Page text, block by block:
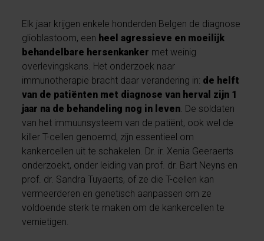
Elk jaar krijgen enkele honderden Belgen de diagnose
glioblastoom, een heel agressieve en moeilijk
behandelbare hersenkanker met weinig
overlevingskans. Het onderzoek naar
immunotherapie bracht daar verandering in: de helft
van de patiënten met diagnose van herval zijn 1
jaar na de behandeling nog in leven. De soldaten
van het immuunsysteem van de patiënt, ook wel de
killer T-cellen genoemd, zijn essentieel om
kankercellen uit te schakelen. Dr. ir. Xenia Geeraerts
onderzoekt, onder leiding van prof. dr. Bart Neyns en
prof. dr. Sandra Tuyaerts, of ze die T-cellen kan
vermeerderen en genetisch aanpassen om ze
voldoende sterk te maken om de kankercellen te
vernietigen.